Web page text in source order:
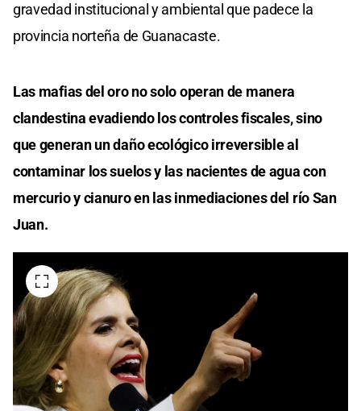
gravedad institucional y ambiental que padece la
provincia norteña de Guanacaste.
Las mafias del oro no solo operan de manera
clandestina evadiendo los controles fiscales, sino
que generan un daño ecológico irreversible al
contaminar los suelos y las nacientes de agua con
mercurio y cianuro en las inmediaciones del río San
Juan.